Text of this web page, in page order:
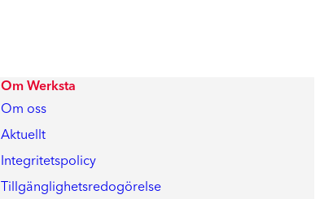
Om Werksta
Om oss
Aktuellt
Integritetspolicy
Tillgänglighetsredogörelse